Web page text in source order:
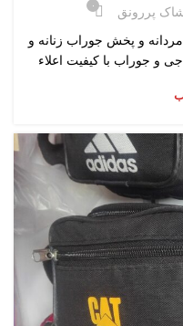
پررونق ۰
و پخش جوراب زنانه و
و جوراب با کیفیت اعلاء